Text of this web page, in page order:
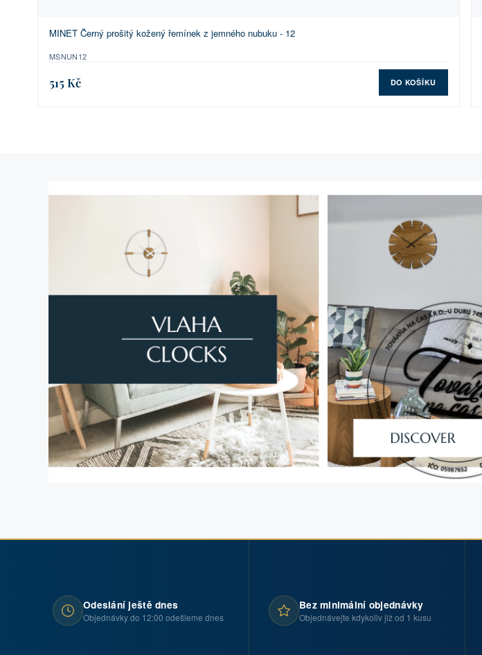
MINET Černý prošitý kožený řemínek z jemného nubuku - 12
MSNUN12
515 Kč DO KOŠÍKU
Odeslání ještě dnes
Objednávky do 12:00 odešleme dnes
Bez minimální objednávky
Objednávejte kdykoliv již od 1 kusu